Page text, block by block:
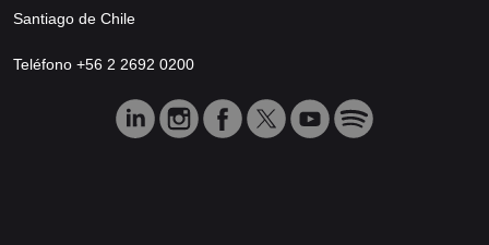
Santiago de Chile
Teléfono +56 2 2692 0200